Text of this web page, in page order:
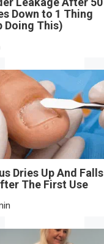
Down to 1 Thing
Doing This)
Dries Up And Falls
The First Use